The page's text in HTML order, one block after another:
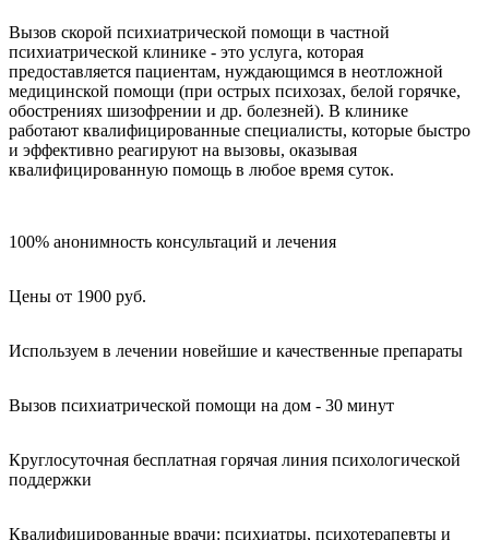
Вызов скорой психиатрической помощи в частной
психиатрической клинике - это услуга, которая
предоставляется пациентам, нуждающимся в неотложной
медицинской помощи (при острых психозах, белой горячке,
обострениях шизофрении и др. болезней). В клинике
работают квалифицированные специалисты, которые быстро
и эффективно реагируют на вызовы, оказывая
квалифицированную помощь в любое время суток.
100% анонимность консультаций и лечения
Цены от 1900 руб.
Используем в лечении новейшие и качественные препараты
Вызов психиатрической помощи на дом - 30 минут
Круглосуточная бесплатная горячая линия психологической
поддержки
Квалифицированные врачи: психиатры, психотерапевты и